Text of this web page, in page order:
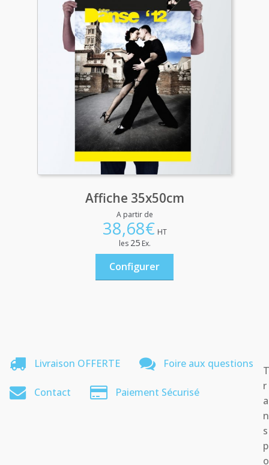
Affiche 35x50cm
A partir de
38,68€ HT
les 25Ex.
Configurer
Livraison OFFERTE Foire aux questions
Contact Paiement Sécurisé
r
a
n
s
p
o